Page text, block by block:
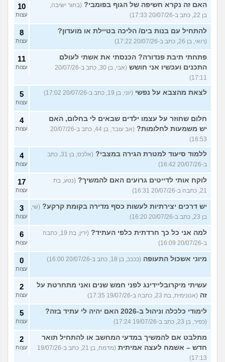
האם זה נקרא חשיפה של הגוף בפומבי? (בחור ישיבה,
בן 22, כתב ב-20/07/26 17:33)
10
עצות
להתחיל עם בנות בים/ הליכה בטיילת או מועדון?
(רואי, בן 26, כתב ב-20/07/26 17:22)
8
עצות
פתחתי תיבת פנדורה? הכנסתי את אשתי לעולם
התכנים ועכשיו אני חושש
(אבי, בן 30, כתב ב-20/07/26
17:11)
11
עצות
לצאת מהצבא על נפשי (יוני, בן 19, כתב ב-20/07/26 17:02) 5
עצות
חלום שחוזר על עצמו ילדים שבאים לי בחלום, האם
יש משמעות לחלומות?
(אב עובד, בן 44, כתב ב-20/07/26
16:53)
4
עצות
ללמוד סיעוד למטרת הגירה במצבי?
(אלכס, בן 31, כתב
ב-20/07/26 16:42)
4
עצות
לוקח אותי לדייטים גרועים האם להמשיך? (נטע, בת
21, כתבה ב-20/07/26 16:31)
17
עצות
יש דרכים יצירתיות לעשות כסף מדירה בקומת קרקע? (שי,
בן 23, כתב ב-20/07/26 16:20)
3
עצות
למה אני כל כך חרדתית כלפי העתיד?
(ירין, בת 19, כתבה
ב-20/07/26 16:09)
6
עצות
מיוני אשכול התעופה (ככככ, בן 18, כתב ב-20/07/26 16:00) 0
עצות
עשיתי מיקרובליידינג לפני חמש שנים ואני מתחרטת על
זה (אנונימית, בת 23, כתבה ב-19/07/26 17:35)
2
עצות
לימודי כלכלה וניהול ב-2026 האם יהיה לי עתיד בזה?
(כפיר, בן 23, כתב ב-19/07/26 17:24)
5
עצות
מתלבט אם להמשיך במדעי המחשב או להתחיל תואר
חדש – אשמח לעצה אמיתית
(מדמח, בן 21, כתב ב-19/07/26
17:13)
2
עצות